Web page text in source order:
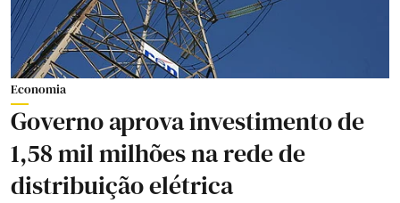
Economia
Governo aprova investimento de
1,58 mil milhões na rede de
distribuição elétrica